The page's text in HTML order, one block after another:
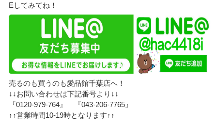
Eしてみてね！
売るのも買うのも愛品館千葉店へ！
↓↓お問い合わせは下記番号より↓↓
『0120-979-764』 『043-206-7765』
↑↑営業時間10-19時となります↑↑